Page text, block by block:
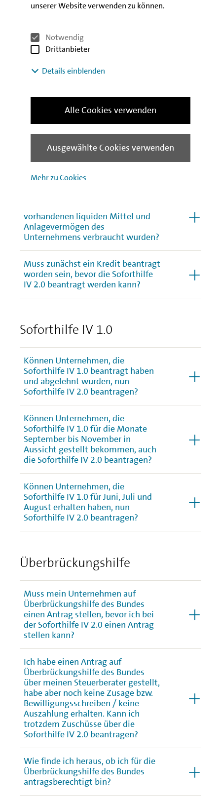
unserer Website verwenden zu können.
Notwendig
Drittanbieter
Details einblenden
Mehr zu Cookies
Ausgewählte Cookies verwenden
Alle Cookies verwenden
Sonderzahlungen innerhalb der
Vermögen, Rücklagen und
Muss Privatvermögen eingesetzt
werden, bevor die Soforthilfe IV 2.0
beantragt werden kann?
vorhandenen liquiden Mittel und
Anlagevermögen des
Unternehmens verbraucht wurden?
Muss zunächst ein Kredit beantragt
worden sein, bevor die Soforthilfe
IV 2.0 beantragt werden kann?
Soforthilfe IV 1.0
Können Unternehmen, die
Soforthilfe IV 1.0 beantragt haben
und abgelehnt wurden, nun
Soforthilfe IV 2.0 beantragen?
Können Unternehmen, die
Soforthilfe IV 1.0 für die Monate
September bis November in
Aussicht gestellt bekommen, auch
die Soforthilfe IV 2.0 beantragen?
Können Unternehmen, die
Soforthilfe IV 1.0 für Juni, Juli und
August erhalten haben, nun
Soforthilfe IV 2.0 beantragen?
Überbrückungshilfe
Muss mein Unternehmen auf
Überbrückungshilfe des Bundes
einen Antrag stellen, bevor ich bei
der Soforthilfe IV 2.0 einen Antrag
stellen kann?
Ich habe einen Antrag auf
Überbrückungshilfe des Bundes
über meinen Steuerberater gestellt,
habe aber noch keine Zusage bzw.
Bewilligungsschreiben / keine
Auszahlung erhalten. Kann ich
trotzdem Zuschüsse über die
Soforthilfe IV 2.0 beantragen?
Wie finde ich heraus, ob ich für die
Überbrückungshilfe des Bundes
antragsberechtigt bin?